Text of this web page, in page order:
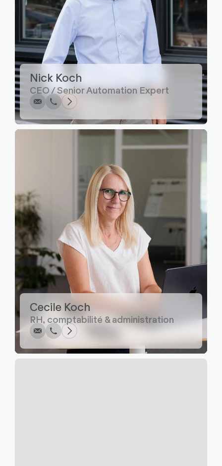
Nick Koch
CEO / Senior Automation Expert
Écrire Copier
Appel Copier
Cecile Koch
RH, comptabilité & administration
Écrire Copier
Appel Copier